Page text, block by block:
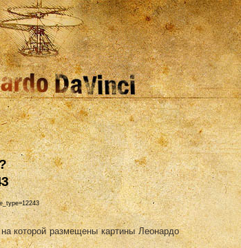
которой размещены картины Леонардо